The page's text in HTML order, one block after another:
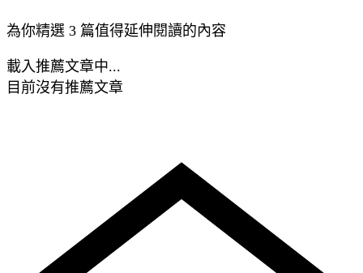
為你精選 3 篇值得延伸閱讀的內容
載入推薦文章中...
目前沒有推薦文章